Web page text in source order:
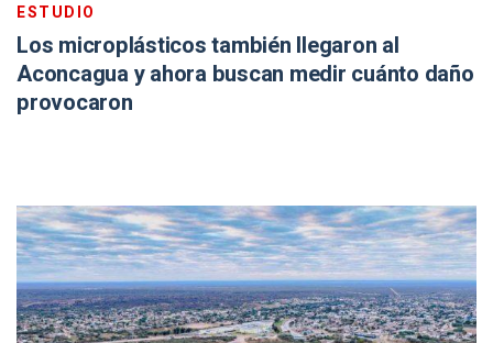
ESTUDIO
Los microplásticos también llegaron al
Aconcagua y ahora buscan medir cuánto daño
provocaron